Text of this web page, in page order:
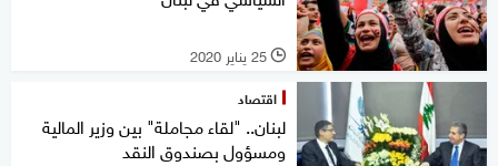
l 25 يناير 2020
اقتصاد
لبنان.. "لقاء مجاملة" بين وزير المالية
ومسؤول بصندوق النقد